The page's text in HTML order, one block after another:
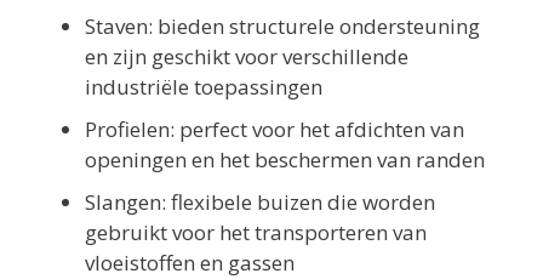
Staven: bieden structurele ondersteuning
en zijn geschikt voor verschillende
industriële toepassingen
Profielen: perfect voor het afdichten van
openingen en het beschermen van randen
Slangen: flexibele buizen die worden
gebruikt voor het transporteren van
vloeistoffen en gassen